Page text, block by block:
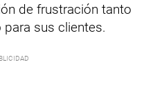
de frustración tanto
sus clientes.